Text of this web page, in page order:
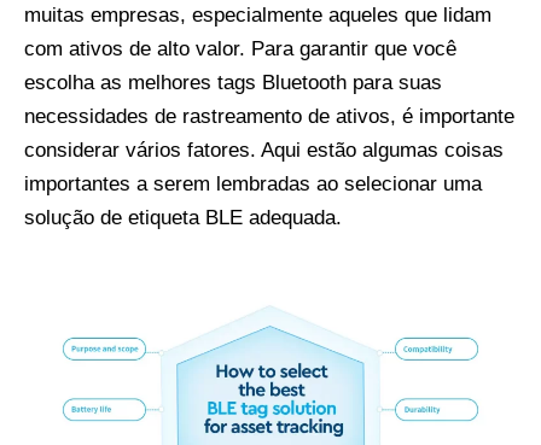
muitas empresas, especialmente aqueles que lidam
com ativos de alto valor. Para garantir que você
escolha as melhores tags Bluetooth para suas
necessidades de rastreamento de ativos, é importante
considerar vários fatores. Aqui estão algumas coisas
importantes a serem lembradas ao selecionar uma
solução de etiqueta BLE adequada.